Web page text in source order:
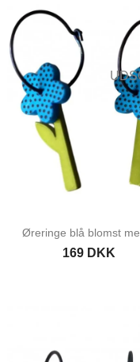
Øreringe blå blomst
169 DKK